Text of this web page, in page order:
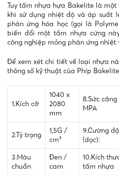
Tuy tấm nhựa hựa Bakelite là
khi sử dụng nhiệt độ và áp suất
phản ứng hóa học (gọi là
biến đổi một tấm nhựa cứng
công nghiệp mỏng phản ứng
Để xem xét chi tiết về loại nhựa
thông số kỹ thuật của Phíp
1.Kích cỡ
1040 x
2080
mm
8.Sức căng
MPA
2.Tỷ trọng
1,5G /
cm³
9.Cường
(dọc):
3.Màu
chuẩn
Đen /
cam
10.Kích
tấm nhựa